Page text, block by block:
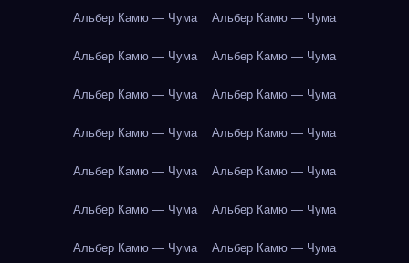
Альбер Камю — Чума Альбер Камю — Чума
Альбер Камю — Чума Альбер Камю — Чума
Альбер Камю — Чума Альбер Камю — Чума
Альбер Камю — Чума Альбер Камю — Чума
Альбер Камю — Чума Альбер Камю — Чума
Альбер Камю — Чума Альбер Камю — Чума
Альбер Камю — Чума Альбер Камю — Чума